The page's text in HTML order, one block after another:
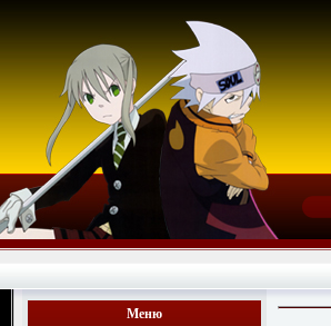
Меню